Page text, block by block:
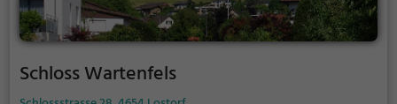
Schloss Wartenfels